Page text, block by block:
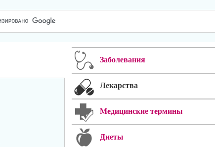
Заболевания
Лекарства
Медицинские термины
Диеты